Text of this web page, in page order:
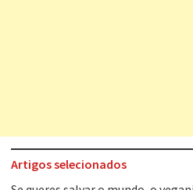
Artigos selecionados